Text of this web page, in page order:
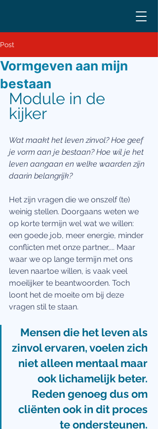
Post
Vormgeven aan mijn
bestaan
Module in de
kijker
Wat maakt het leven zinvol? Hoe geef
je vorm aan je bestaan? Hoe wil je het
leven aangaan en welke waarden zijn
daarin belangrijk?
Het zijn vragen die we onszelf (te)
weinig stellen. Doorgaans weten we
op korte termijn wel wat we willen:
een goede job, meer energie, minder
conflicten met onze partner,... Maar
waar we op lange termijn met ons
leven naartoe willen, is vaak veel
moeilijker te beantwoorden. Toch
loont het de moeite om bij deze
vragen stil te staan.
Mensen die het leven als
zinvol ervaren, voelen zich
niet alleen mentaal maar
ook lichamelijk beter.
Reden genoeg dus om
cliënten ook in dit proces
te ondersteunen.